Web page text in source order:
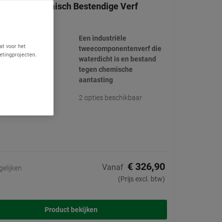
Sealer - Chemisch Bestendige Verf
Een industriële
tweecomponentenverf die
waterdicht is en bestand
tegen chemische
aantasting
2 opties beschikbaar
Vanaf € 326,90
(Prijs excl. btw)
Product bekijken
voor het